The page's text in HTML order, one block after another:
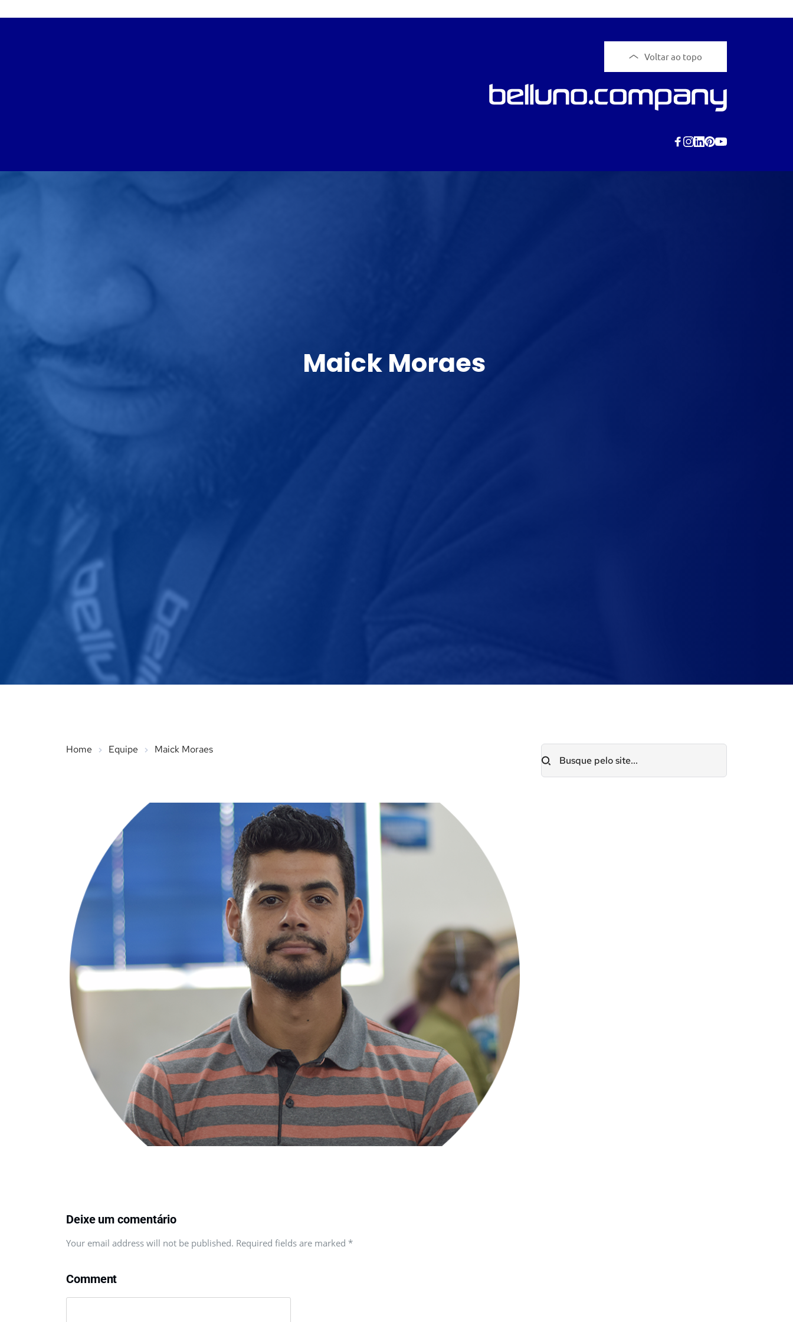
Voltar ao topo
Maick Moraes
Home Equipe Maick Moraes
Deixe um comentário
Your email address will not be published. Required fields are marked *
Comment